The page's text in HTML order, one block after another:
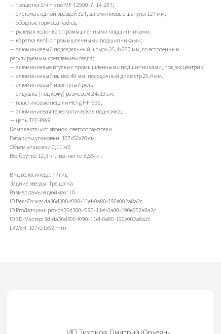
— трещотка Shimano MF-TZ500-7, 14-28T;
— система с одной звездой 32T, алюминиевые шатуны 127 мм.;
— ободные тормоза Radius;
— рулевая колонка с промышленными подшипниками;
— каретка Kenli с промышленными подшипниками;
— алюминиевый подседельный штырь 25,4х250 мм, со встроенным
регулируемым креплением седла;
— алюминиевые втулки с промышленными подшипниками, под эксцентрик;
— алюминиевый вынос 40 мм, посадочный диаметр 25,4 мм.;
— алюминиевый изогнутый руль;
— сидушка (под кожу) размером 24х13 см;
— пластиковые педали Heng HF-696;
— алюминиевая телескопическая подножка;
— цепь TEC-PWR.
Комплектация: звонок, светоотражатели.
Габариты упаковки: 107х52х20 см.
Объем упаковки 0,11 м3.
Вес брутто: 12,3 кг., вес нетто: 8,55 кг.
Вид велосипеда: Ригид
Задние звезды: Трещотка
Размер рамы в дюймах: 10
ID ВелоТочка: da36d300-f090-11ef-0a80-190e002a8a2c
ID ProДатчики: pro-da36d300-f090-11ef-0a80-190e002a8a2c
ID 3D-Мастер: 3d-da36d300-f090-11ef-0a80-190e002a8a2c
LxWxH: 107x21x52 mm
Клиентам
Доставка и оплата
Обмен и возврат
Политика
конфиденциальности
Договор оферы
Разработка сайта
Контакты
Адреса магазинов
info@veloto4ka.ru
Каталог
Велосипеды
Аксессуары
Генераторы
ИП Тихонов Дмитрий Юрьевич
ИНН 772801187936, ОГРНИП
322774600230367